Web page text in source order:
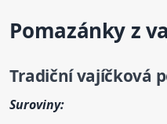
Pomazánky z
Tradiční vajíčková
Suroviny: